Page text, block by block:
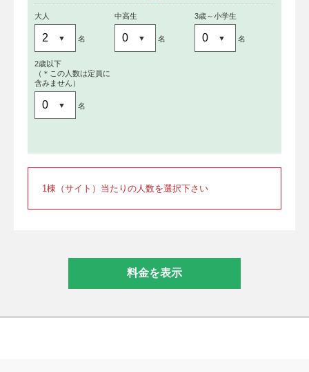
大人
名
中高生
名
3歳～小学生
名
2歳以下
（＊この人数は定員に
含みません）
名
1棟（サイト）当たりの人数を選択下さい
料金を表示